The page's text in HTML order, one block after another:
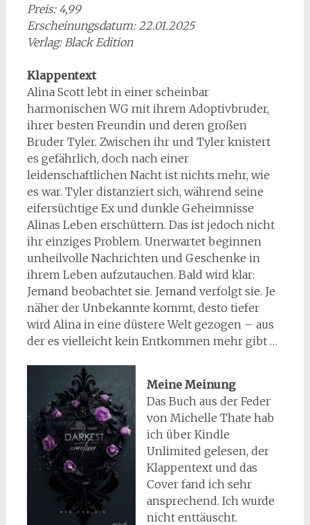
Preis: 4,99
Erscheinungsdatum: 22.01.2025
Verlag: Black Edition
Klappentext
Alina Scott lebt in einer scheinbar
harmonischen WG mit ihrem Adoptivbruder,
ihrer besten Freundin und deren großen
Bruder Tyler. Zwischen ihr und Tyler knistert
es gefährlich, doch nach einer
leidenschaftlichen Nacht ist nichts mehr, wie
es war. Tyler distanziert sich, während seine
eifersüchtige Ex und dunkle Geheimnisse
Alinas Leben erschüttern. Das ist jedoch nicht
ihr einziges Problem. Unerwartet beginnen
unheilvolle Nachrichten und Geschenke in
ihrem Leben aufzutauchen. Bald wird klar:
Jemand beobachtet sie. Jemand verfolgt sie. Je
näher der Unbekannte kommt, desto tiefer
wird Alina in eine düstere Welt gezogen – aus
der es vielleicht kein Entkommen mehr gibt …
Meine Meinung
Das Buch aus der Feder
von Michelle Thate hab
ich über Kindle
Unlimited gelesen, der
Klappentext und das
Cover fand ich sehr
ansprechend. Ich wurde
nicht enttäuscht.